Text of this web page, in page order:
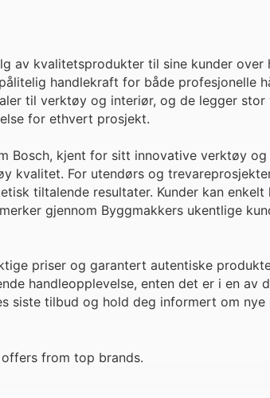
av kvalitetsprodukter til sine kunder over
handlekraft for både profesjonelle
til verktøy og interiør, og de legger stor
for ethvert prosjekt.
Bosch, kjent for sitt innovative verktøy og
kvalitet. For utendørs og
tiltalende resultater. Kunder kan enkelt
gjennom Byggmakkers ukentlige
priser og garantert autentiske
handleopplevelse, enten det er i en av
siste tilbud og hold deg informert om
from top brands.